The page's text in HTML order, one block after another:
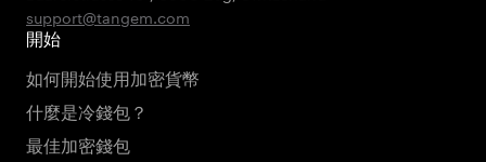
support@tangem.com
開始
如何開始使用加密貨幣
什麼是冷錢包？
最佳加密錢包